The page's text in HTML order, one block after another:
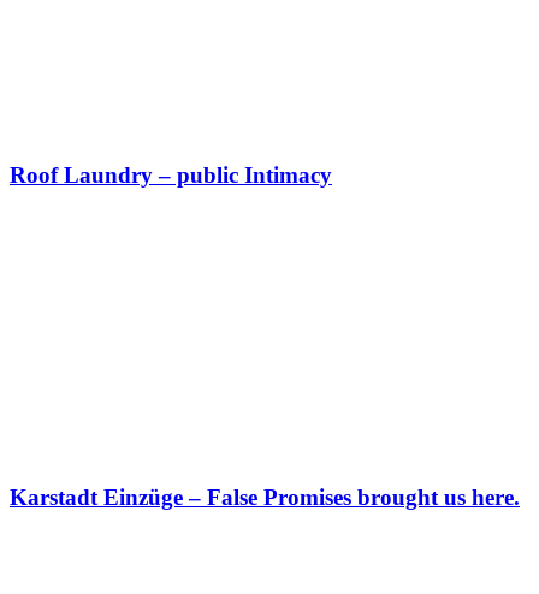
Roof Laundry – public Intimacy
Karstadt Einzüge – False Promises brought us here.